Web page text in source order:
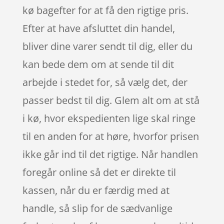
kø bagefter for at få den rigtige pris.
Efter at have afsluttet din handel,
bliver dine varer sendt til dig, eller du
kan bede dem om at sende til dit
arbejde i stedet for, så vælg det, der
passer bedst til dig. Glem alt om at stå
i kø, hvor ekspedienten lige skal ringe
til en anden for at høre, hvorfor prisen
ikke går ind til det rigtige. Når handlen
foregår online så det er direkte til
kassen, når du er færdig med at
handle, så slip for de sædvanlige